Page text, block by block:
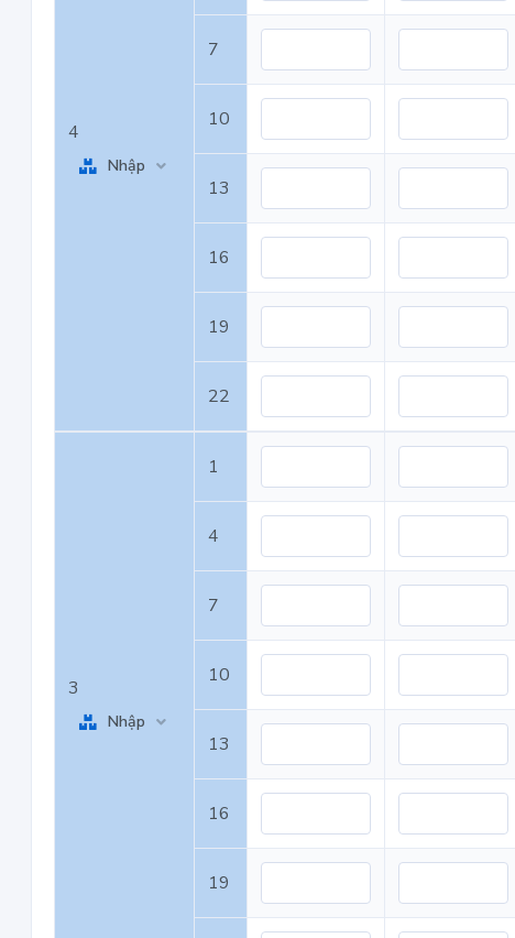
4
Nhập
7
10
13
16
19
22
3
Nhập
1
4
7
10
13
16
19